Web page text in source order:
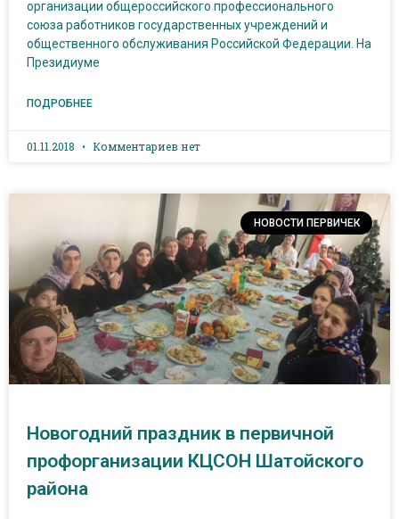
организации общероссийского профессионального
союза работников государственных учреждений и
общественного обслуживания Российской Федерации. На
Президиуме
ПОДРОБНЕЕ
01.11.2018 Комментариев нет
НОВОСТИ ПЕРВИЧЕК
Новогодний праздник в первичной
профорганизации КЦСОН Шатойского
района